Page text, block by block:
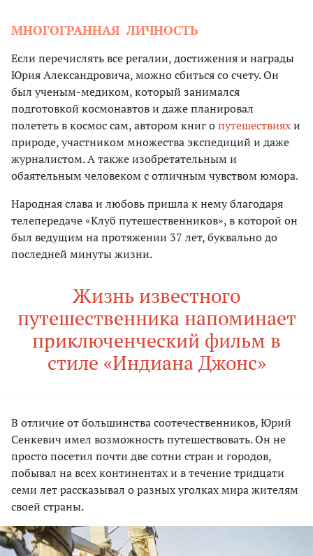
МНОГОГРАННАЯ ЛИЧНОСТЬ
Если перечислять все регалии, достижения и награды
Юрия Александровича, можно сбиться со счету. Он
был ученым-медиком, который занимался
подготовкой космонавтов и даже планировал
полететь в космос сам, автором книг опутешествияхи
природе, участником множества экспедиций и даже
журналистом. А также изобретательным и
обаятельным человеком с отличным чувством юмора.
Народная слава и любовь пришла к нему благодаря
телепередаче «Клуб путешественников», в которой он
был ведущим на протяжении 37 лет, буквально до
последней минуты жизни.
Жизнь известного
путешественника напоминает
приключенческий фильм в
стиле «Индиана Джонс»
В отличие от большинства соотечественников, Юрий
Сенкевич имел возможность путешествовать. Он не
просто посетил почти две сотни стран и городов,
побывал на всех континентах и в течение тридцати
семи лет рассказывал о разных уголках мира жителям
своей страны.